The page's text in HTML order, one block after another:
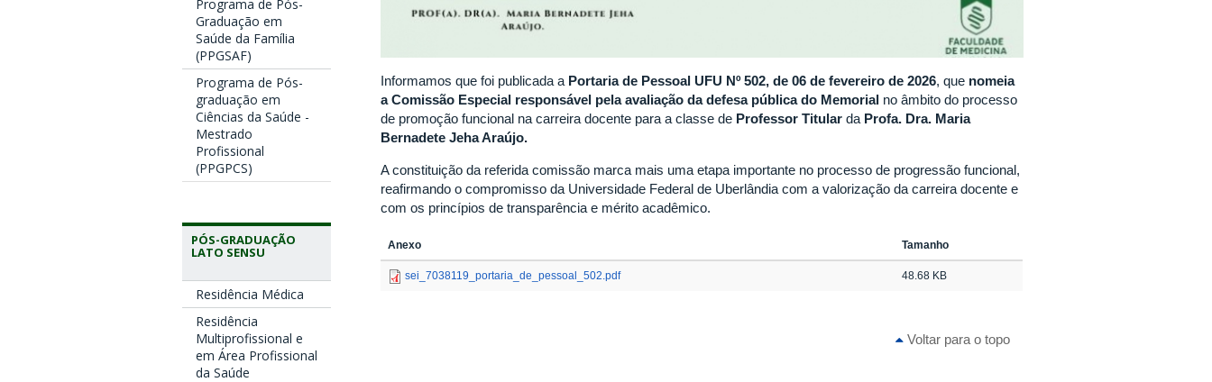
Programa de Pós-
Graduação em
Saúde da Família
(PPGSAF)
Programa de Pós-
graduação em
Ciências da Saúde -
Mestrado
Profissional
(PPGPCS)
PÓS-GRADUAÇÃO
LATO SENSU
Residência Médica
Residência
Multiprofissional e
em Área Profissional
da Saúde
Informamos que foi publicada a Portaria de Pessoal UFU Nº502, de 06 de fevereiro de 2026, que nomeia
a Comissão Especial responsável pela avaliação da defesa pública do Memorial no âmbito do processo
de promoção funcional na carreira docente para a classe de Professor Titular da Profa. Dra. Maria
Bernadete Jeha Araújo.
A constituição da referida comissão marca mais uma etapa importante no processo de progressão funcional,
reafirmando o compromisso da Universidade Federal de Uberlândia com a valorização da carreira docente e
com os princípios de transparência e mérito acadêmico.
Anexo Tamanho
sei_7038119_portaria_de_pessoal_502.pdf 48.68 KB
Voltar para o topo